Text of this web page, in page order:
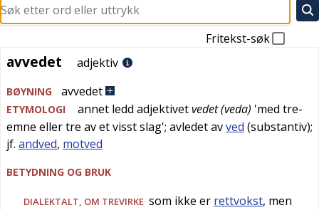
Fritekst-søk
avvedet
avvedet adjektiv
BØYNING avvedet
ETYMOLOGI annet ledd adjektivetvedet (veda) 'med tre-
emne eller tre av et visst slag'; avledet avved (substantiv);
jf. andved, motved
BETYDNING OG BRUK
DIALEKTALT, OM TREVIRKE som ikke er rettvokst, men